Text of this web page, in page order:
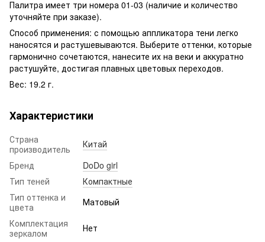
Палитра имеет три номера 01-03 (наличие и количество
уточняйте при заказе).
Способ применения: с помощью аппликатора тени легко
наносятся и растушевываются. Выберите оттенки, которые
гармонично сочетаются, нанесите их на веки и аккуратно
растушуйте, достигая плавных цветовых переходов.
Вес: 19.2 г.
Характеристики
Страна
производитель
Китай
Бренд
DoDo girl
Тип теней
Компактные
Тип оттенка и
цвета
Матовый
Комплектация
зеркалом
Нет